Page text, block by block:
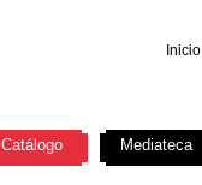
Inicio
Catálogo Mediateca